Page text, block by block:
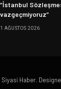
“İstanbul
vazgeçmiyoruz”
1 AĞUSTOS 2026
Haber.